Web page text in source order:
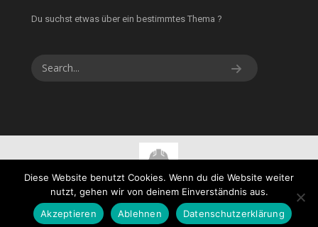
Du suchst etwas über ein bestimmtes Thema ?
Copyright - jell-sicher.at
Diese Website benutzt Cookies. Wenn du die Website weiter
nutzt, gehen wir von deinem Einverständnis aus.
Akzeptieren
Ablehnen Datenschutzerklärung